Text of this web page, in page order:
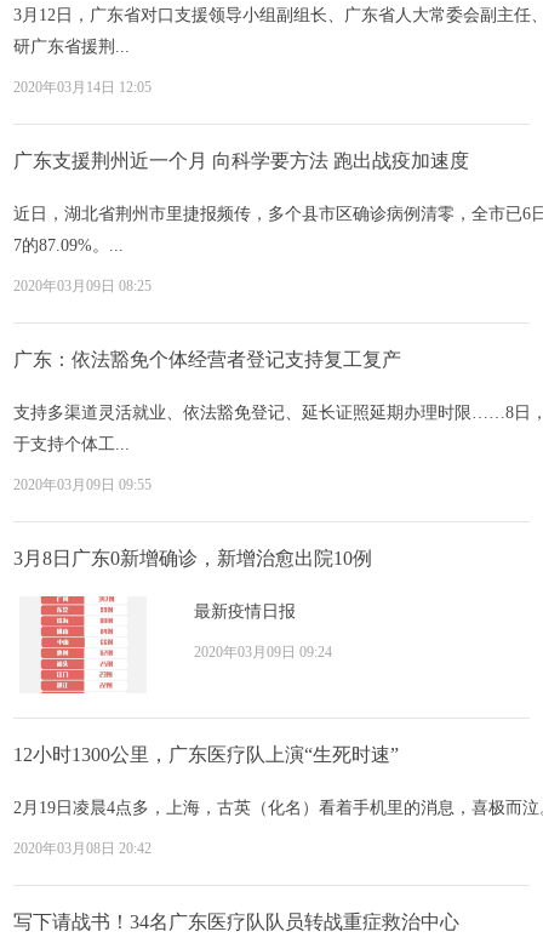
3月12日，广东省对口支援领导小组副组长、广东省人大常委会副主
研广东省援荆...
2020年03月14日 12:05
广东支援荆州近一个月 向科学要方法 跑出战疫加速度
近日，湖北省荆州市里捷报频传，多个县市区确诊病例清零，全市已6
7的87.09%。...
2020年03月09日 08:25
广东：依法豁免个体经营者登记支持复工复产
支持多渠道灵活就业、依法豁免登记、延长证照延期办理时限……8日
于支持个体工...
2020年03月09日 09:55
3月8日广东0新增确诊，新增治愈出院10例
最新疫情日报
2020年03月09日 09:24
12小时1300公里，广东医疗队上演“生死时速”
2月19日凌晨4点多，上海，古英（化名）看着手机里的消息，喜极而泣
2020年03月08日 20:42
写下请战书！34名广东医疗队队员转战重症救治中心